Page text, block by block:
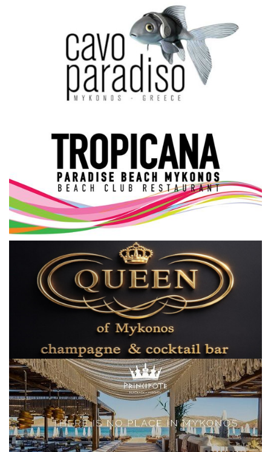
Σεβασμιώτατος Δωρόθεος Β’
Cost Of Living Crisis
Opinion + Analysis
L’Art des Sens
Local Elections 2023
Elections 2023
Γλώσσα
Ελληνικά English